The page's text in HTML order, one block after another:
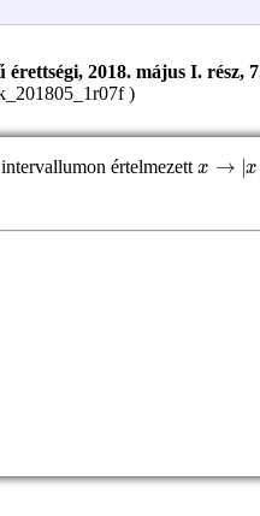
2018. május I. rész,
)
értelmezett x|